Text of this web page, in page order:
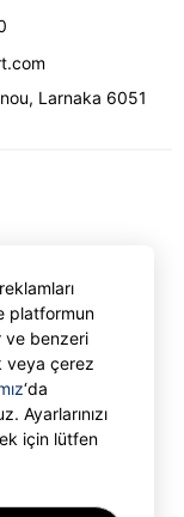
, Larnaka 6051
platformun
ve benzeri
veya çerez
‘da
Ayarlarınızı
için lütfen